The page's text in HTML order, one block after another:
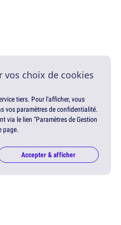
vos choix de cookies
tiers. Pour l'afficher, vous
vos paramètres de confidentialité.
via le lien "Paramètres de Gestion
page.
Accepter & afficher